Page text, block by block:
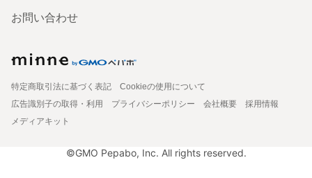
お問い合わせ
特定商取引法に基づく表記
Cookieの使用について
広告識別子の取得・利用
プライバシーポリシー 会社概要
採用情報
メディアキット
©GMO Pepabo, Inc. All rights reserved.